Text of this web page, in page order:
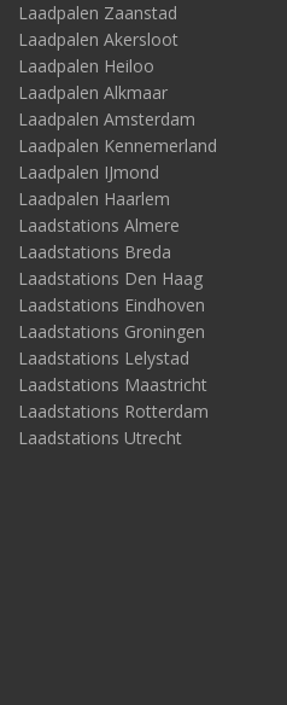
Laadpalen Zaanstad
Laadpalen Akersloot
Laadpalen Heiloo
Laadpalen Alkmaar
Laadpalen Amsterdam
Laadpalen Kennemerland
Laadpalen IJmond
Laadpalen Haarlem
Laadstations Almere
Laadstations Breda
Laadstations Den Haag
Laadstations Eindhoven
Laadstations Groningen
Laadstations Lelystad
Laadstations Maastricht
Laadstations Rotterdam
Laadstations Utrecht